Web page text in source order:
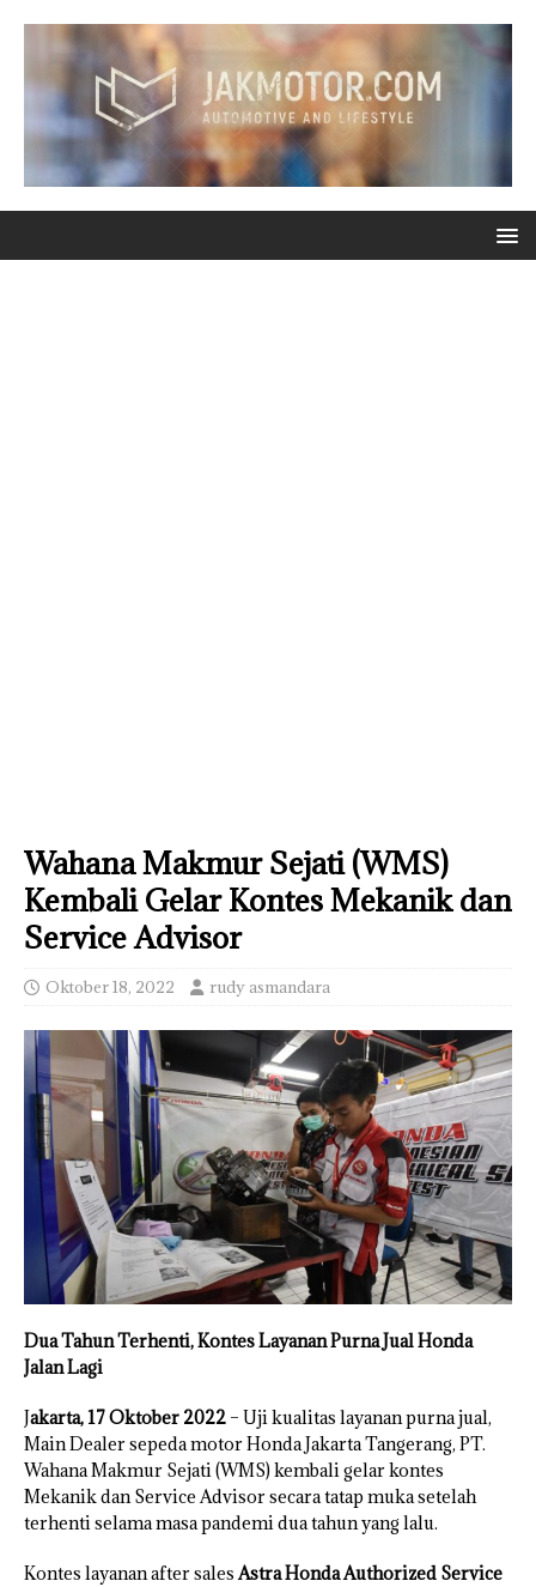
Wahana Makmur Sejati (WMS)
Kembali Gelar Kontes Mekanik dan
Service Advisor
Oktober 18, 2022 rudy asmandara
Dua Tahun Terhenti, Kontes Layanan Purna Jual Honda
Jalan Lagi
Jakarta, 17 Oktober 2022 – Uji kualitas layanan purna jual,
Main Dealer sepeda motor Honda Jakarta Tangerang, PT.
Wahana Makmur Sejati (WMS) kembali gelar kontes
Mekanik dan Service Advisor secara tatap muka setelah
terhenti selama masa pandemi dua tahun yang lalu.
Kontes layanan after salesAstra Honda Authorized Service